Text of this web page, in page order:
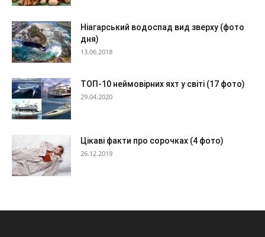
Ніагарський водоспад вид зверху (фото
дня)
13.06.2018
ТОП-10 неймовірних яхт у світі (17 фото)
29.04.2020
Цікаві факти про сорочках (4 фото)
26.12.2019